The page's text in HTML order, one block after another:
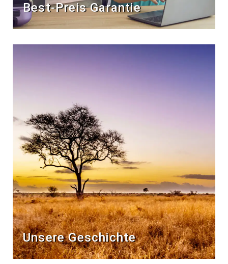
Best-Preis Garantie
Unsere Geschichte